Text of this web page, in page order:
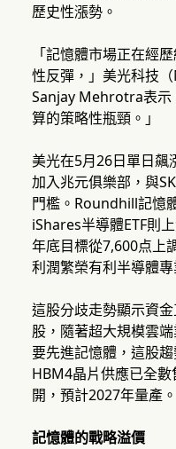
歷史性漲勢。
「記憶體市場正在經
性反彈，」美光科技
Sanjay Mehrotra表示
算的策略性瓶頸。」
美光在5月26日單日飆
加入兆元俱樂部，與
門檻。Roundhill記憶
iShares半導體ETF則
年底目標從7,600点上
利潤繁榮有利半導體專
這股分歧走勢顯示資
股，隨著超大規模雲
要先進記憶體，這股
HBM4晶片供應已全
開，預計2027年量產。
記憶體的戰略溢價